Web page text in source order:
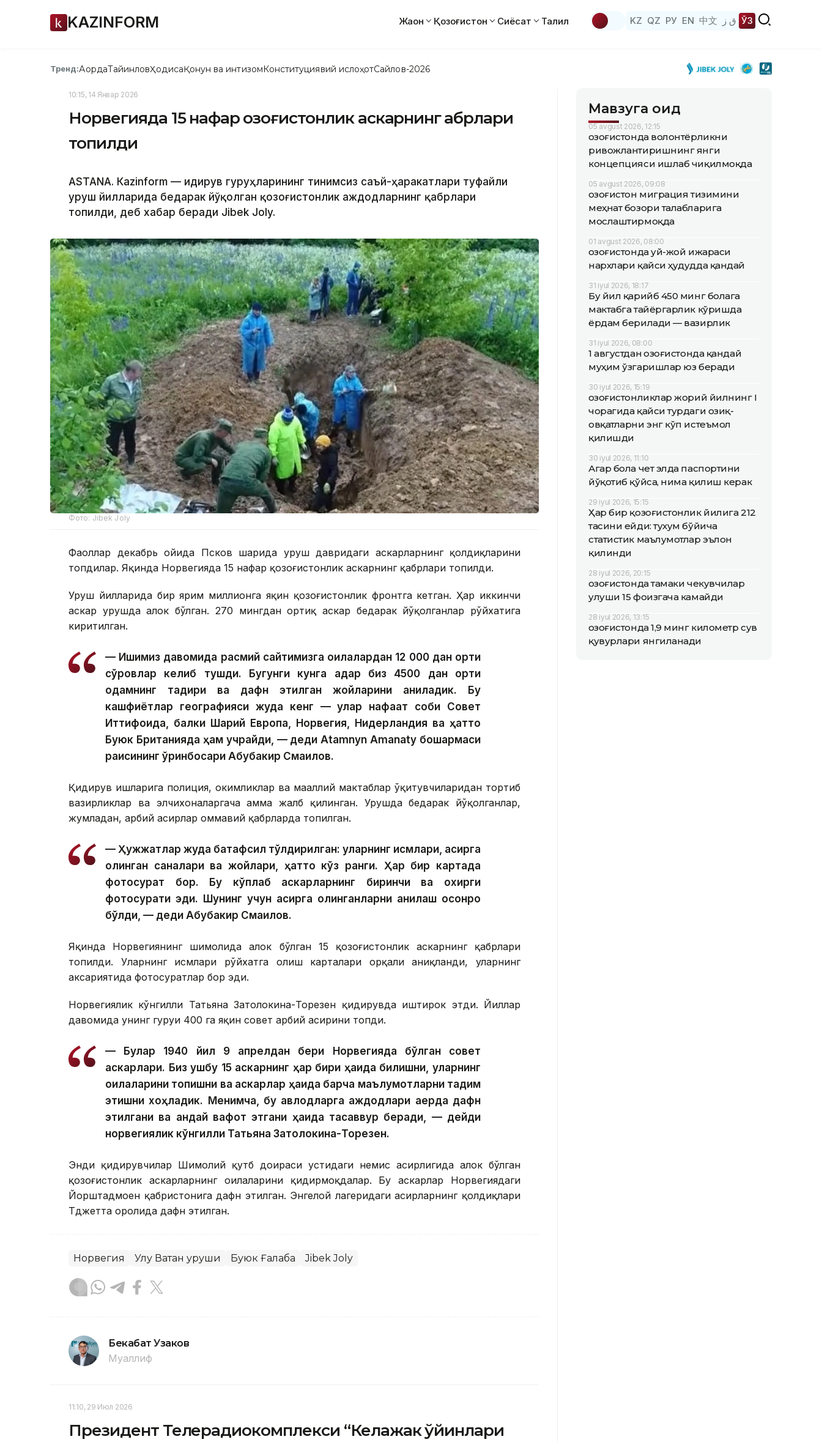
KAZINFORM Жаҳон Қозоғистон Сиёсат Таҳлил KZ QZ РУ EN 中文 ق ز ЎЗ
Тренд:АқордаТайинловҲодисаҚонун ва интизомКонституциявий ислоҳотСайлов-2026
10:15, 14 Январ 2026
Норвегияда 15 нафар қозоғистонлик аскарнинг қабрлари
топилди
ASTANА. Кazinform — Қидирув гуруҳларининг тинимсиз саъй-ҳаракатлари туфайли
уруш йилларида бедарак йўқолган қозоғистонлик аждодларнинг қабрлари
топилди, деб хабар беради Jibek Joly.
Фото: Jibek Joly
Фаоллар декабрь ойида Псков шаҳрида уруш давридаги аскарларнинг қолдиқларини
топдилар. Яқинда Норвегияда 15 нафар қозоғистонлик аскарнинг қабрлари топилди.
Уруш йилларида бир ярим миллионга яқин қозоғистонлик фронтга кетган. Ҳар иккинчи
аскар урушда ҳалок бўлган. 270 мингдан ортиқ аскар бедарак йўқолганлар рўйхатига
киритилган.
— Ишимиз давомида расмий сайтимизга оилалардан 12 000 дан ортиқ
сўровлар келиб тушди. Бугунги кунга қадар биз 4500 дан ортиқ
одамнинг тақдири ва дафн этилган жойларини аниқладик. Бу
кашфиётлар географияси жуда кенг — улар нафақат собиқ Совет
Иттифоқида, балки Шарқий Европа, Норвегия, Нидерландия ва ҳатто
Буюк Британияда ҳам учрайди, — деди Atamnyn Amanaty бошқармаси
раисининг ўринбосари Абубакир Смаилов.
Қидирув ишларига полиция, ҳокимликлар ва маҳаллий мактаблар ўқитувчиларидан тортиб
вазирликлар ва элчихоналаргача ҳамма жалб қилинган. Урушда бедарак йўқолганлар,
жумладан, ҳарбий асирлар оммавий қабрларда топилган.
— Ҳужжатлар жуда батафсил тўлдирилган: уларнинг исмлари, асирга
олинган саналари ва жойлари, ҳатто кўз ранги. Ҳар бир картада
фотосурат бор. Бу кўплаб аскарларнинг биринчи ва охирги
фотосурати эди. Шунинг учун асирга олинганларни аниқлаш осонроқ
бўлди, — деди Абубакир Смаилов.
Яқинда Норвегиянинг шимолида ҳалок бўлган 15 қозоғистонлик аскарнинг қабрлари
топилди. Уларнинг исмлари рўйхатга олиш карталари орқали аниқланди, уларнинг
аксариятида фотосуратлар бор эди.
Норвегиялик кўнгилли Татьяна Затолокина-Торезен қидирувда иштирок этди. Йиллар
давомида унинг гуруҳи 400 га яқин совет ҳарбий асирини топди.
— Булар 1940 йил 9 апрелдан бери Норвегияда бўлган совет
аскарлари. Биз ушбу 15 аскарнинг ҳар бири ҳақида билишни, уларнинг
оилаларини топишни ва аскарлар ҳақида барча маълумотларни тақдим
этишни хоҳладик. Менимча, бу авлодларга аждодлари қаерда дафн
этилгани ва қандай вафот этгани ҳақида тасаввур беради, — дейди
норвегиялик кўнгилли Татьяна Затолокина-Торезен.
Энди қидирувчилар Шимолий қутб доираси устидаги немис асирлигида ҳалок бўлган
қозоғистонлик аскарларнинг оилаларини қидирмоқдалар. Бу аскарлар Норвегиядаги
Йорштадмоен қабристонига дафн этилган. Энгелой лагеридаги асирларнинг қолдиқлари
Тджетта оролида дафн этилган.
Норвегия Улуғ Ватан уруши Буюк Ғалаба Jibek Joly
Бекабат Узаков
Муаллиф
11:10, 29 Июл 2026
Президент Телерадиокомплекси “Келажак ўйинлари
Мавзуга оид
05 avgust 2026, 12:15
Қозоғистонда волонтёрликни
ривожлантиришнинг янги
концепцияси ишлаб чиқилмоқда
05 avgust 2026, 09:08
Қозоғистон миграция тизимини
меҳнат бозори талабларига
мослаштирмоқда
01 avgust 2026, 08:00
Қозоғистонда уй-жой ижараси
нархлари қайси ҳудудда қандай
31 iyul 2026, 18:17
Бу йил қарийб 450 минг болага
мактабга тайёргарлик кўришда
ёрдам берилади — вазирлик
31 iyul 2026, 08:00
1 августдан Қозоғистонда қандай
муҳим ўзгаришлар юз беради
30 iyul 2026, 15:19
Қозоғистонликлар жорий йилнинг I
чорагида қайси турдаги озиқ-
овқатларни энг кўп истеъмол
қилишди
30 iyul 2026, 11:10
Агар бола чет элда паспортини
йўқотиб қўйса, нима қилиш керак
29 iyul 2026, 15:15
Ҳар бир қозоғистонлик йилига 212
тасини ейди: тухум бўйича
статистик маълумотлар эълон
қилинди
28 iyul 2026, 20:15
Қозоғистонда тамаки чекувчилар
улуши 15 фоизгача камайди
28 iyul 2026, 13:15
Қозоғистонда 1,9 минг километр сув
қувурлари янгиланади